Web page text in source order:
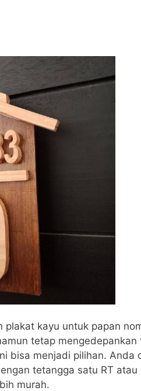
plakat kayu untuk papan
tetap
bisa menjadi pilihan. Anda
tetangga satu RT
murah.